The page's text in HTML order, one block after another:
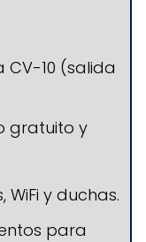
10 (salida
gratuito y
WiFi y duchas.
para